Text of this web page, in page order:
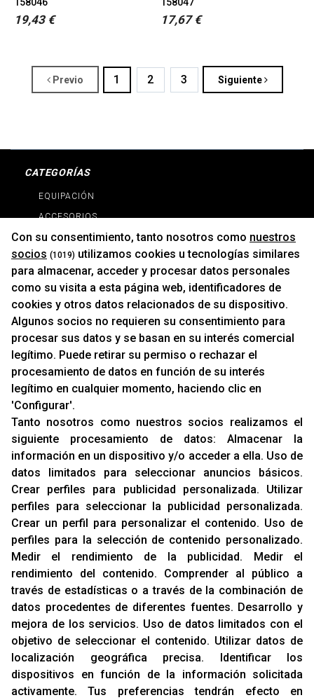
19,43 € 17,67 €
Previo 1 2 3 Siguiente
CATEGORÍAS
EQUIPACIÓN
ACCESORIOS
RECAMBIOS
PROMOCIONES
NOVEDADES
MARCAS
MARCAS
INFORMACIÓN
Contacto
Cambios Y Devoluciones
RACING SUPPORT
Aviso Legal
Sobre Nosotros
Cookies
Política De Privacidad
OFICINAS
C/ Rozabella, 6
CONTACTO
Con su consentimiento, tanto nosotros como nuestros
socios (1019) utilizamos cookies u tecnologías similares
para almacenar, acceder y procesar datos personales
como su visita a esta página web, identificadores de
cookies y otros datos relacionados de su dispositivo.
Algunos socios no requieren su consentimiento para
procesar sus datos y se basan en su interés comercial
legítimo. Puede retirar su permiso o rechazar el
procesamiento de datos en función de su interés
legítimo en cualquier momento, haciendo clic en
'Configurar'.
Tanto nosotros como nuestros socios realizamos el
siguiente procesamiento de datos: Almacenar la
información en un dispositivo y/o acceder a ella. Uso de
datos limitados para seleccionar anuncios básicos.
Crear perfiles para publicidad personalizada. Utilizar
perfiles para seleccionar la publicidad personalizada.
Crear un perfil para personalizar el contenido. Uso de
perfiles para la selección de contenido personalizado.
Medir el rendimiento de la publicidad. Medir el
rendimiento del contenido. Comprender al público a
través de estadísticas o a través de la combinación de
datos procedentes de diferentes fuentes. Desarrollo y
mejora de los servicios. Uso de datos limitados con el
objetivo de seleccionar el contenido. Utilizar datos de
localización geográfica precisa. Identificar los
dispositivos en función de la información solicitada
activamente.Tus preferencias tendrán efecto en